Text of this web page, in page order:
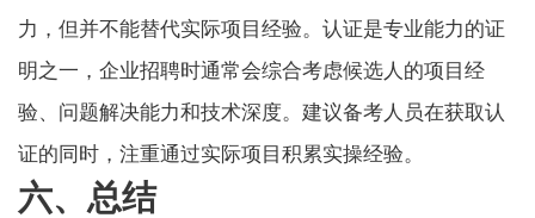
力，但并不能替代实际项目经验。认证是专业能力的证
明之一，企业招聘时通常会综合考虑候选人的项目经
验、问题解决能力和技术深度。建议备考人员在获取认
证的同时，注重通过实际项目积累实操经验。
六、总结